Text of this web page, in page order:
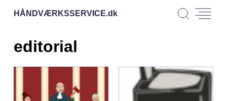
HÅNDVÆRKSSERVICE.dk
editorial